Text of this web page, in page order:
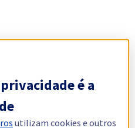
é a
utilizam cookies e outros